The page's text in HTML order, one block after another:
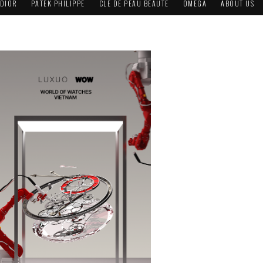
DIOR PATEK PHILIPPE CLÉ DE PEAU BEAUTÉ OMEGA ABOUT US